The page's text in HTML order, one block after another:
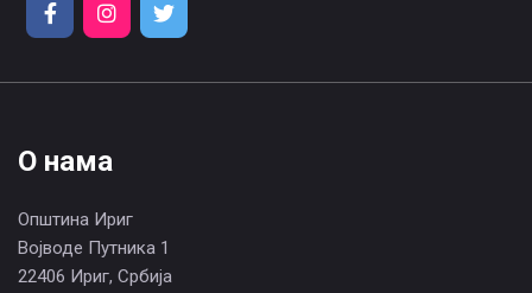
О нама
Општина Ириг
Војводе Путника 1
22406 Ириг, Србија